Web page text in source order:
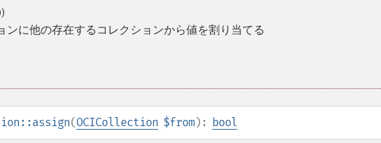
ンに他の存在するコレクションから値を割り当てる
(OCICollection $from): bool